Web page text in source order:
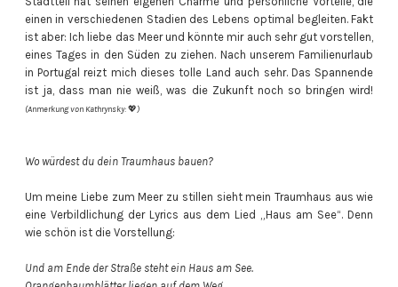
einen in verschiedenen Stadien des Lebens optimal begleiten. Fakt
ist aber: Ich liebe das Meer und könnte mir auch sehr gut vorstellen,
eines Tages in den Süden zu ziehen. Nach unserem Familienurlaub
in Portugal reizt mich dieses tolle Land auch sehr. Das Spannende
ist ja, dass man nie weiß, was die Zukunft noch so bringen wird!
(Anmerkung von Kathrynsky:💖)
Wo würdest du dein Traumhaus bauen?
Um meine Liebe zum Meer zu stillen sieht mein Traumhaus aus wie
eine Verbildlichung der Lyrics aus dem Lied „Haus am See“. Denn
wie schön ist die Vorstellung:
Und am Ende der Straße steht ein Haus am See.